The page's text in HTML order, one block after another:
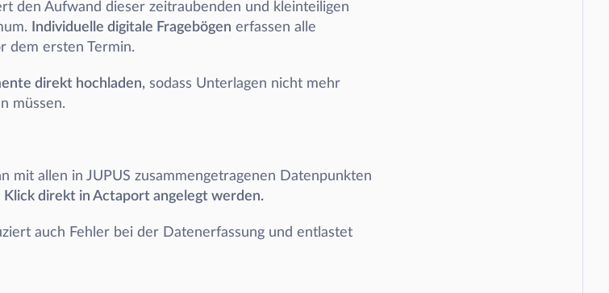
den Aufwand dieser zeitraubenden und kleinteiligen
Individuelle digitale Fragebögen erfassen alle
dem ersten Termin.
direkt hochladen, sodass Unterlagen nicht mehr
müssen.
mit allen in JUPUS zusammengetragenen Datenpunkten
direkt in Actaport angelegt werden.
auch Fehler bei der Datenerfassung und entlastet